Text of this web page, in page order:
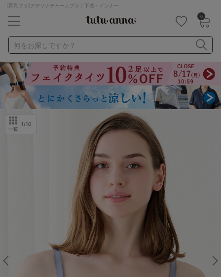
[育乳ブラ]アデリナチャームブラ｜下着・インナー
0
何をお探しですか？
ナイトブラ ノンワイヤー 特盛ブラ
チューブトップ
折り畳み
パジャマ ストッキング
キャミソール
ルームウェア
アームカバー
下着
ライフスタイル
キッズ
マタニティ ギフトラッピング
一覧
1/10